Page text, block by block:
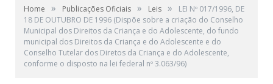
Home » Publicações Oficiais » Leis »
LEI Nº 017/1996, DE
18 DE OUTUBRO DE 1996 (Dispõe sobre a criação do Conselho
Municipal dos Direitos da Criança e do Adolescente, do fundo
municipal dos Direitos da Criança e do Adolescente e do
Conselho Tutelar dos Diretos da Criança e do Adolescente,
conforme o disposto na lei federal nº 3.063/96)